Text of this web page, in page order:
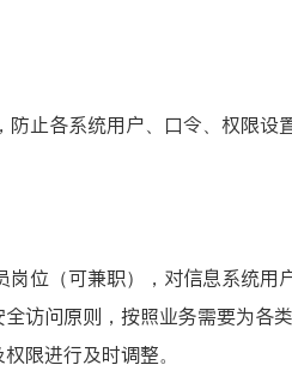
止各系统用户、口令、权限设
位（可兼职），对信息系统用
访问原则，按照业务需要为各类
限进行及时调整。